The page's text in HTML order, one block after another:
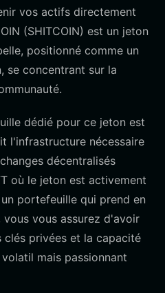
vos actifs directement
(SHITCOIN) est un jeton
positionné comme un
se concentrant sur la
dédié pour ce jeton est
l'infrastructure nécessaire
décentralisés
où le jeton est activement
portefeuille qui prend en
vous vous assurez d'avoir
privées et la capacité
mais passionnant